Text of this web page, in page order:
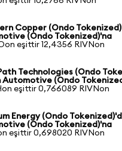
Copper (Ondo
(Ondo Tokenized)'na
eşittir 12,4356 RIVNon
Technologies (Ondo
Automotive (Ondo
eşittir 0,766089 RIVNon
Energy (Ondo
(Ondo Tokenized)'na
eşittir 0,698020 RIVNon